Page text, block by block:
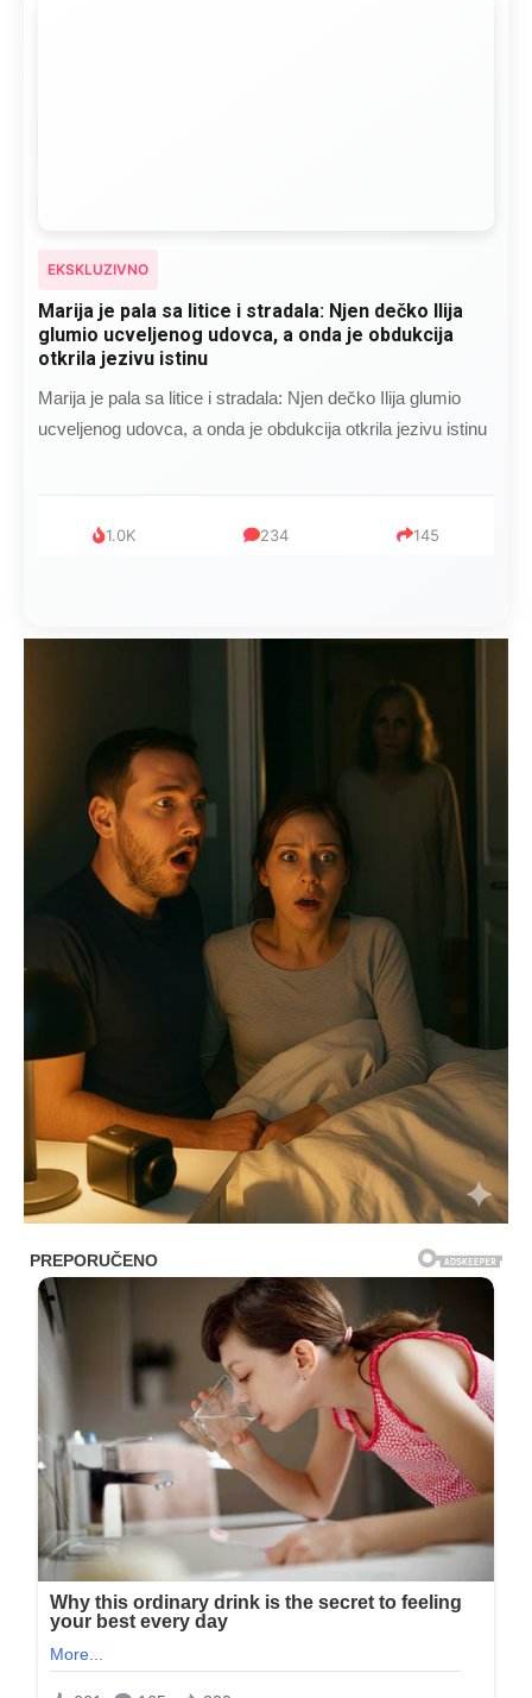
EKSKLUZIVNO
Marija je pala sa litice i stradala: Njen dečko Ilija
glumio ucveljenog udovca, a onda je obdukcija
otkrila jezivu istinu
Marija je pala sa litice i stradala: Njen dečko Ilija glumio
ucveljenog udovca, a onda je obdukcija otkrila jezivu istinu
1.0K 234 145